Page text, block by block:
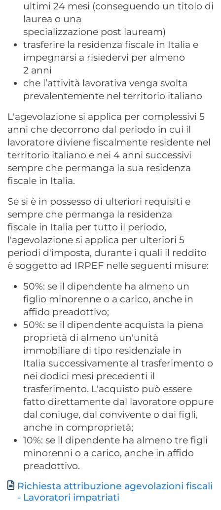
ultimi 24 mesi (conseguendo un titolo di
laurea o una
specializzazione post lauream)
trasferire la residenza fiscale in Italia e
impegnarsi a risiedervi per almeno
2 anni
che l’attività lavorativa venga svolta
prevalentemente nel territorio italiano
L'agevolazione si applica per complessivi 5
anni che decorrono dal periodo in cui il
lavoratore diviene fiscalmente residente nel
territorio italiano e nei 4 anni successivi
sempre che permanga la sua residenza
fiscale in Italia.
Se si è in possesso di ulteriori requisiti e
sempre che permanga la residenza
fiscale in Italia per tutto il periodo,
l'agevolazione si applica per ulteriori 5
periodi d'imposta, durante i quali il reddito
è soggetto ad IRPEF nelle seguenti misure:
50%: se il dipendente ha almeno un
figlio minorenne o a carico, anche in
affido preadottivo;
50%: se il dipendente acquista la piena
proprietà di almeno un'unità
immobiliare di tipo residenziale in
Italia successivamente al trasferimento o
nei dodici mesi precedenti il
trasferimento. L'acquisto può essere
fatto direttamente dal lavoratore oppure
dal coniuge, dal convivente o dai figli,
anche in comproprietà;
10%: se il dipendente ha almeno tre figli
minorenni o a carico, anche in affido
preadottivo.
Document
Richiesta attribuzione agevolazioni fiscali
- Lavoratori impatriati